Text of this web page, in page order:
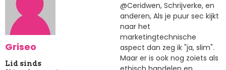
Griseo
Lid sinds
@Ceridwen, Schrijverke, en
anderen, Als je puur sec kijkt
naar het
marketingtechnische
aspect dan zeg ik "ja, slim".
Maar er is ook nog zoiets als